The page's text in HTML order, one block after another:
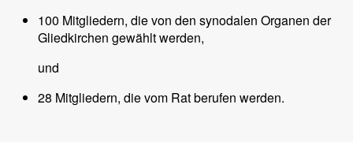
100 Mitgliedern, die von den synodalen Organen der
Gliedkirchen gewählt werden,
und
28 Mitgliedern, die vom Rat berufen werden.